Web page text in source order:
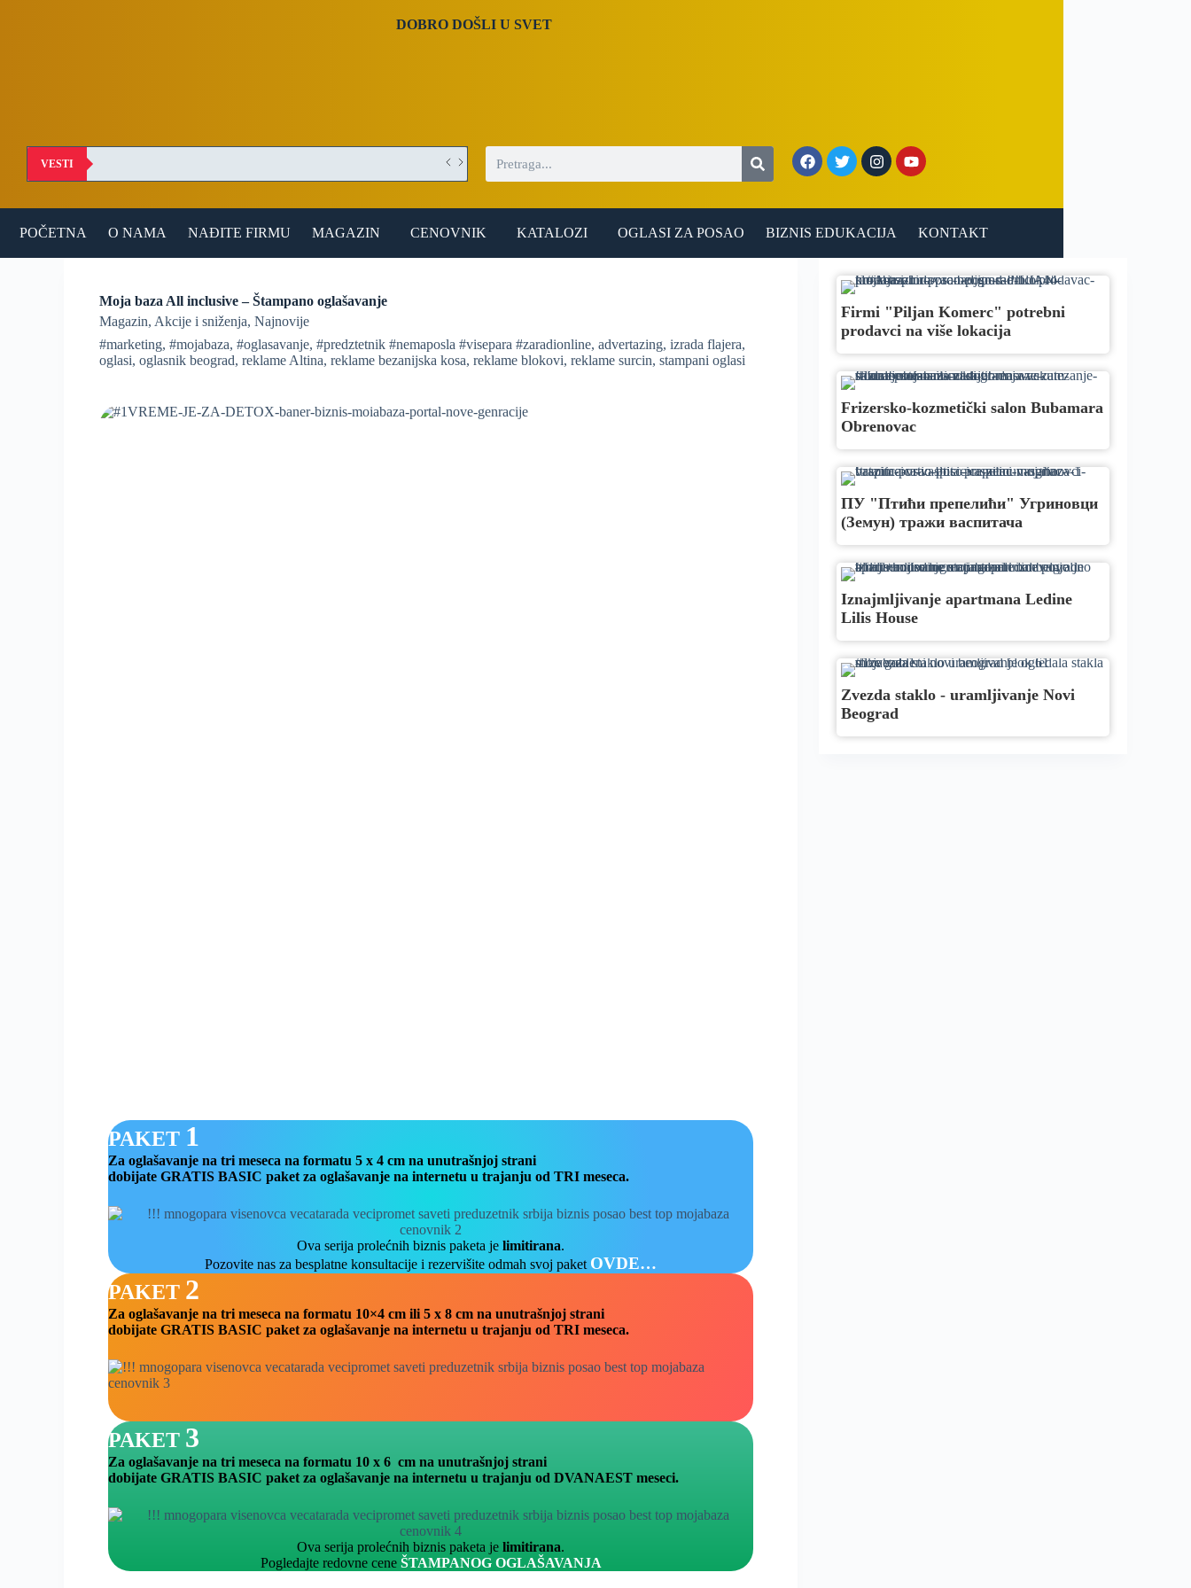
t
DOBRO DOŠLI U SVET
VESTI
POČETNA O NAMA NAĐITE FIRMU MAGAZIN CENOVNIK KATALOZI OGLASI ZA POSAO BIZNIS EDUKACIJA KONTAKT
Moja baza All inclusive – Štampano oglašavanje
Magazin, Akcije i sniženja, Najnovije
#marketing, #mojabaza, #oglasavanje, #predztetnik #nemaposla #visepara #zaradionline, advertazing, izrada flajera,
oglasi, oglasnik beograd, reklame Altina, reklame bezanijska kosa, reklame blokovi, reklame surcin, stampani oglasi
PAKET 1
Za oglašavanje na tri meseca na formatu 5 x 4 cm na unutrašnjoj strani
dobijate GRATIS BASIC paket za oglašavanje na internetu u trajanju od TRI meseca.
Ova serija prolećnih biznis paketa je limitirana.
Pozovite nas za besplatne konsultacije i rezervišite odmah svoj paket OVDE…
PAKET 2
Za oglašavanje na tri meseca na formatu 10×4 cm ili 5 x 8 cm na unutrašnjoj strani
dobijate GRATIS BASIC paket za oglašavanje na internetu u trajanju od TRI meseca.
PAKET 3
Za oglašavanje na tri meseca na formatu 10 x 6 cm na unutrašnjoj strani
dobijate GRATIS BASIC paket za oglašavanje na internetu u trajanju od DVANAEST meseci.
Ova serija prolećnih biznis paketa je limitirana.
Pogledajte redovne cene ŠTAMPANOG OGLAŠAVANJA
Firmi "Piljan Komerc" potrebni
prodavci na više lokacija
Frizersko-kozmetički salon Bubamara
Obrenovac
ПУ "Птићи препелићи" Угриновци
(Земун) тражи васпитача
Iznajmljivanje apartmana Ledine
Lilis House
Zvezda staklo - uramljivanje Novi
Beograd